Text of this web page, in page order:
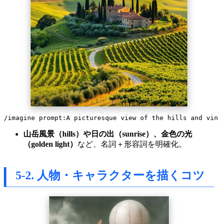
山岳風景（hills）や日の出（sunrise）、金色の光
（golden light） など、名詞＋形容詞を明確化。
5-2. 人物・キャラクターを描くコツ